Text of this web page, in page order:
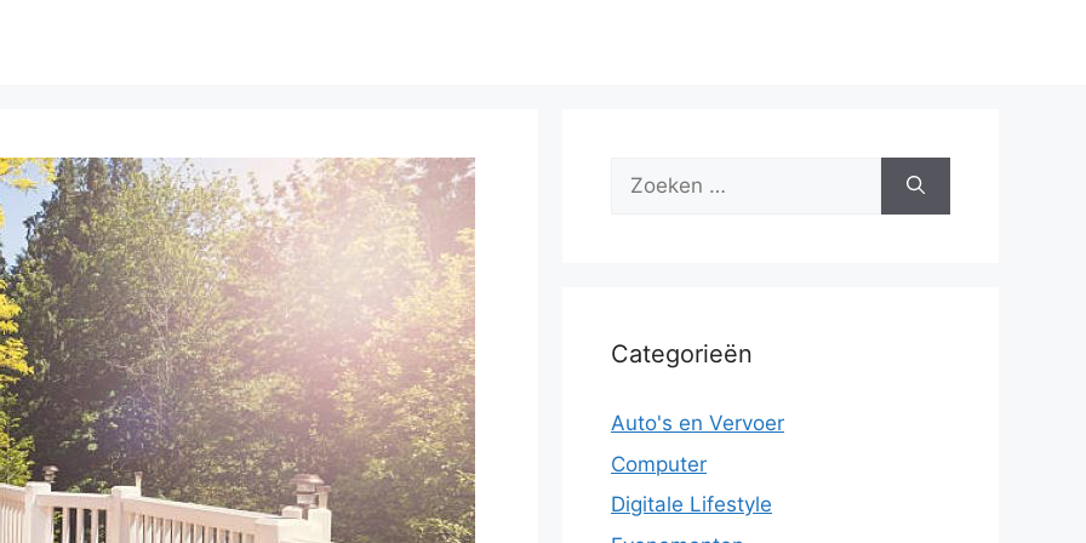
Zoek
Categorieën
Auto's en Vervoer
Computer
Digitale Lifestyle